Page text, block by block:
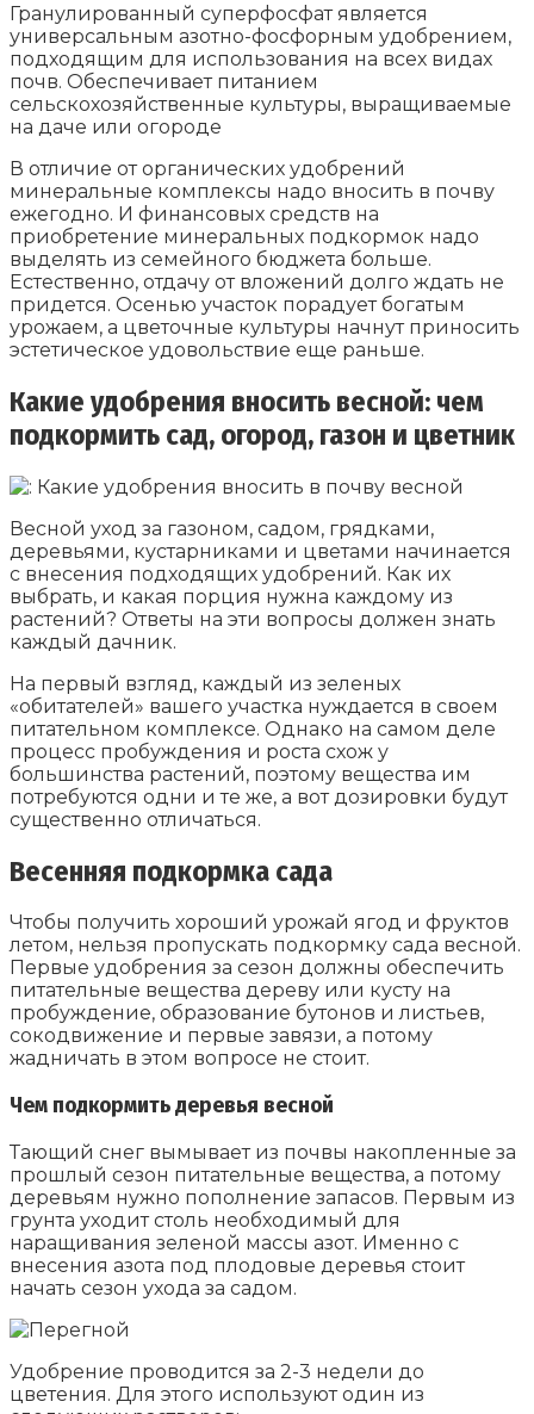
Гранулированный суперфосфат является
универсальным азотно-фосфорным удобрением,
подходящим для использования на всех видах
почв. Обеспечивает питанием
сельскохозяйственные культуры, выращиваемые
на даче или огороде
В отличие от органических удобрений
минеральные комплексы надо вносить в почву
ежегодно. И финансовых средств на
приобретение минеральных подкормок надо
выделять из семейного бюджета больше.
Естественно, отдачу от вложений долго ждать не
придется. Осенью участок порадует богатым
урожаем, а цветочные культуры начнут приносить
эстетическое удовольствие еще раньше.
Какие удобрения вносить весной: чем
подкормить сад, огород, газон и цветник
Весной уход за газоном, садом, грядками,
деревьями, кустарниками и цветами начинается
с внесения подходящих удобрений. Как их
выбрать, и какая порция нужна каждому из
растений? Ответы на эти вопросы должен знать
каждый дачник.
На первый взгляд, каждый из зеленых
«обитателей» вашего участка нуждается в своем
питательном комплексе. Однако на самом деле
процесс пробуждения и роста схож у
большинства растений, поэтому вещества им
потребуются одни и те же, а вот дозировки будут
существенно отличаться.
Весенняя подкормка сада
Чтобы получить хороший урожай ягод и фруктов
летом, нельзя пропускать подкормку сада весной.
Первые удобрения за сезон должны обеспечить
питательные вещества дереву или кусту на
пробуждение, образование бутонов и листьев,
сокодвижение и первые завязи, а потому
жадничать в этом вопросе не стоит.
Чем подкормить деревья весной
Тающий снег вымывает из почвы накопленные за
прошлый сезон питательные вещества, а потому
деревьям нужно пополнение запасов. Первым из
грунта уходит столь необходимый для
наращивания зеленой массы азот. Именно с
внесения азота под плодовые деревья стоит
начать сезон ухода за садом.
Удобрение проводится за 2-3 недели до
цветения. Для этого используют один из